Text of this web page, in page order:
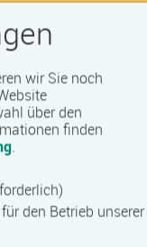
r Fachwirt/-in
wir Sie noch
über den
finden
.
den Betrieb